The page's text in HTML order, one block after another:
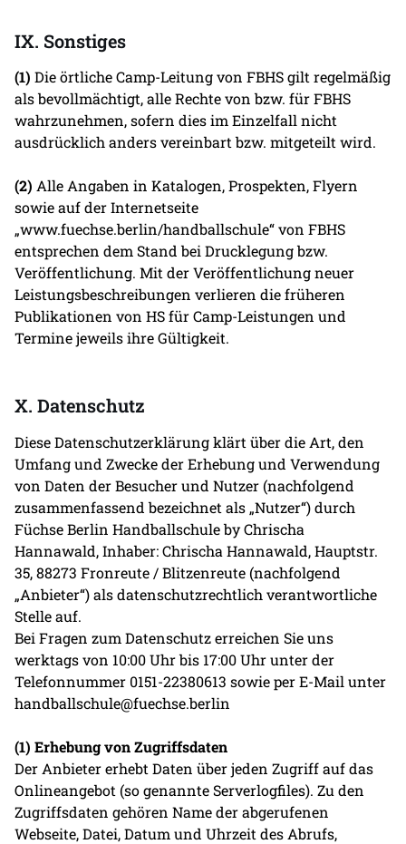
IX. Sonstiges
(1) Die örtliche Camp-Leitung von FBHS gilt regelmäßig
als bevollmächtigt, alle Rechte von bzw. für FBHS
wahrzunehmen, sofern dies im Einzelfall nicht
ausdrücklich anders vereinbart bzw. mitgeteilt wird.
(2) Alle Angaben in Katalogen, Prospekten, Flyern
sowie auf der Internetseite
„www.fuechse.berlin/handballschule“ von FBHS
entsprechen dem Stand bei Drucklegung bzw.
Veröffentlichung. Mit der Veröffentlichung neuer
Leistungsbeschreibungen verlieren die früheren
Publikationen von HS für Camp-Leistungen und
Termine jeweils ihre Gültigkeit.
X. Datenschutz
Diese Datenschutzerklärung klärt über die Art, den
Umfang und Zwecke der Erhebung und Verwendung
von Daten der Besucher und Nutzer (nachfolgend
zusammenfassend bezeichnet als „Nutzer“) durch
Füchse Berlin Handballschule by Chrischa
Hannawald, Inhaber: Chrischa Hannawald, Hauptstr.
35, 88273 Fronreute / Blitzenreute (nachfolgend
„Anbieter“) als datenschutzrechtlich verantwortliche
Stelle auf.
Bei Fragen zum Datenschutz erreichen Sie uns
werktags von 10:00 Uhr bis 17:00 Uhr unter der
Telefonnummer 0151-22380613 sowie per E-Mail unter
handballschule@fuechse.berlin
(1) Erhebung von Zugriffsdaten
Der Anbieter erhebt Daten über jeden Zugriff auf das
Onlineangebot (so genannte Serverlogfiles). Zu den
Zugriffsdaten gehören Name der abgerufenen
Webseite, Datei, Datum und Uhrzeit des Abrufs,